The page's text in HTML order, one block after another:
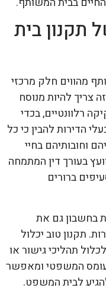
בית
מהווים חלק מרכזי
צריך להיות מנוסח
רלוונטיים, בכדי
הדירות להבין כי כל
וחובותיהם בחיי
בעורך דין המתמחה
ברורים
בחשבון גם את
תקנון טוב יכלול
תהליכי גישור או
המשפטי ומאפשר
לבית המשפט.